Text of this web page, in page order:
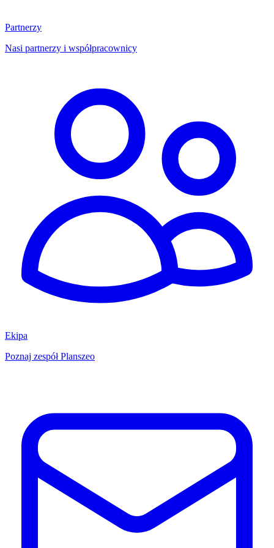
Partnerzy
Nasi partnerzy i współpracownicy
Ekipa
Poznaj zespół Planszeo